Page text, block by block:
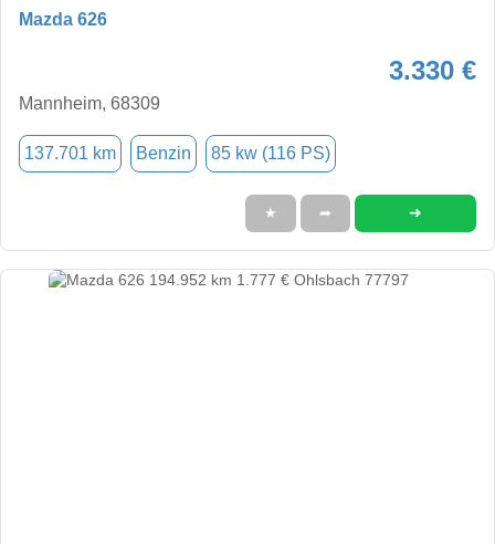
Mazda 626
3.330 €
Mannheim, 68309
137.701 km Benzin 85 kw (116 PS)
★ ➦ ➜